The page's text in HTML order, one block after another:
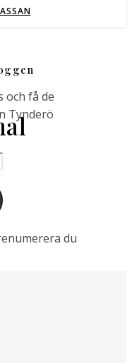
och få de
Tynderö
du